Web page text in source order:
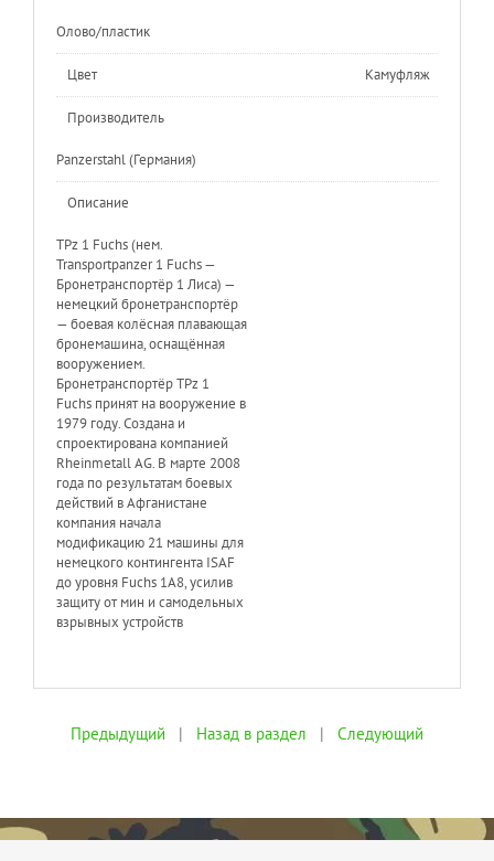
Олово/пластик
Цвет Камуфляж
Производитель
Рanzerstahl (Германия)
Описание
TPz 1 Fuchs (нем.
Transportpanzer 1 Fuchs —
Бронетранспортёр 1 Лиса) —
немецкий бронетранспортёр
— боевая колёсная плавающая
бронемашина, оснащённая
вооружением.
Бронетранспортёр TPz 1
Fuchs принят на вооружение в
1979 году. Создана и
спроектирована компанией
Rheinmetall AG. В марте 2008
года по результатам боевых
действий в Афганистане
компания начала
модификацию 21 машины для
немецкого контингента ISAF
до уровня Fuchs 1A8, усилив
защиту от мин и самодельных
взрывных устройств
Предыдущий | Назад в раздел | Следующий